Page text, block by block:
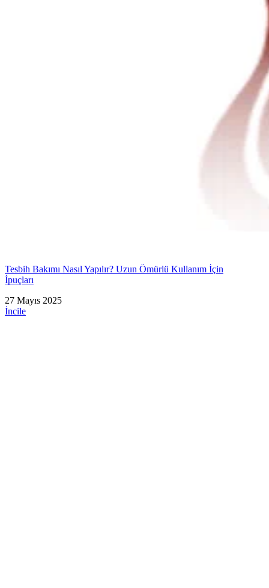
Tesbih Bakımı Nasıl Yapılır? Uzun Ömürlü Kullanım İçin
İpuçları
27 Mayıs 2025
İncile